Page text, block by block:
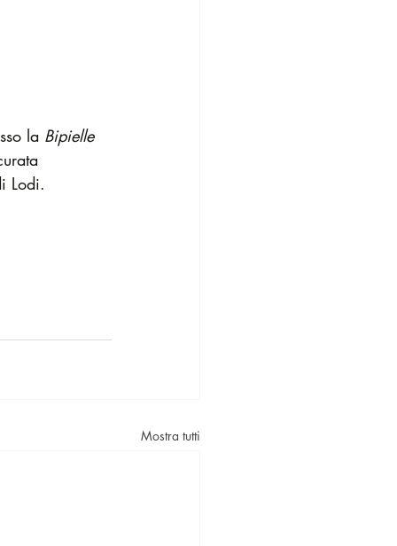
la Bipielle
Lodi.
Mostra tutti